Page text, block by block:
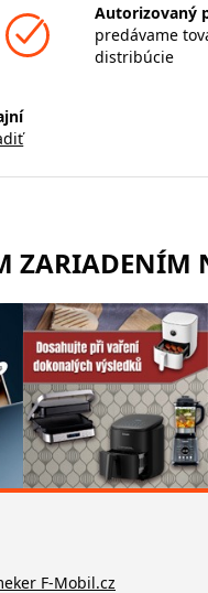
Autorizovaný
predávame
distribúcie
F-Mobil.cz